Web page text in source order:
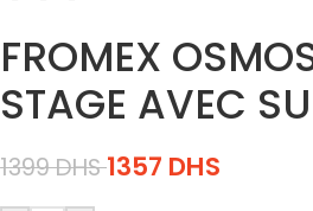
FROMEX
STAGE AVEC
1399DHS 1357 DHS